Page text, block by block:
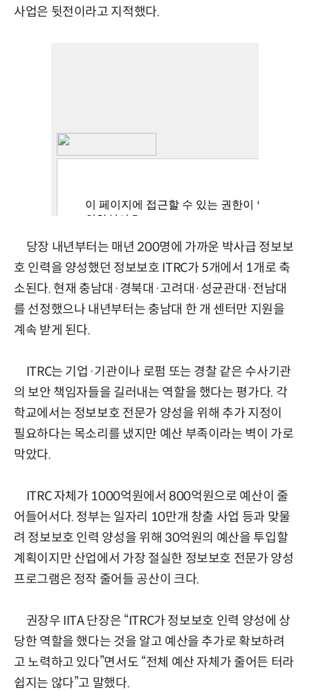
사업은 뒷전이라고 지적했다.
당장 내년부터는 매년 200명에 가까운 박사급 정보보
호 인력을 양성했던 정보보호 ITRC가 5개에서 1개로 축
소된다. 현재 충남대·경북대·고려대·성균관대·전남대
를 선정했으나 내년부터는 충남대 한 개 센터만 지원을
계속 받게 된다.
ITRC는 기업·기관이나 로펌 또는 경찰 같은 수사기관
의 보안 책임자들을 길러내는 역할을 했다는 평가다. 각
학교에서는 정보보호 전문가 양성을 위해 추가 지정이
필요하다는 목소리를 냈지만 예산 부족이라는 벽이 가로
막았다.
ITRC 자체가 1000억원에서 800억원으로 예산이 줄
어들어서다. 정부는 일자리 10만개 창출 사업 등과 맞물
려 정보보호 인력 양성을 위해 30억원의 예산을 투입할
계획이지만 산업에서 가장 절실한 정보보호 전문가 양성
프로그램은 정작 줄어들 공산이 크다.
권장우 IITA 단장은 “ITRC가 정보보호 인력 양성에 상
당한 역할을 했다는 것을 알고 예산을 추가로 확보하려
고 노력하고 있다”면서도 “전체 예산 자체가 줄어든 터라
쉽지는 않다”고 말했다.